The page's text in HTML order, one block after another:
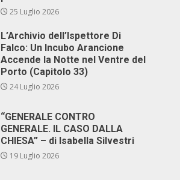
25 Luglio 2026
L’Archivio dell’Ispettore Di
Falco: Un Incubo Arancione
Accende la Notte nel Ventre del
Porto (Capitolo 33)
24 Luglio 2026
“GENERALE CONTRO
GENERALE. IL CASO DALLA
CHIESA” – di Isabella Silvestri
19 Luglio 2026